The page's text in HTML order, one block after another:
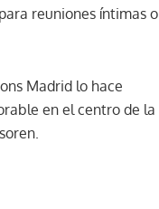
reuniones íntimas o
Madrid lo hace
en el centro de la